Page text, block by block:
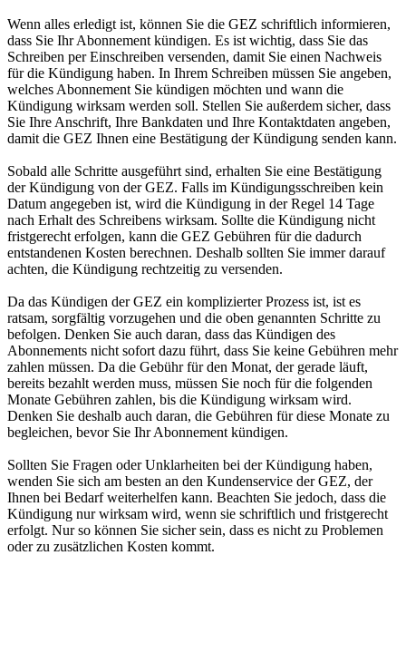
Wenn alles erledigt ist, können Sie die GEZ schriftlich informieren,
dass Sie Ihr Abonnement kündigen. Es ist wichtig, dass Sie das
Schreiben per Einschreiben versenden, damit Sie einen Nachweis
für die Kündigung haben. In Ihrem Schreiben müssen Sie angeben,
welches Abonnement Sie kündigen möchten und wann die
Kündigung wirksam werden soll. Stellen Sie außerdem sicher, dass
Sie Ihre Anschrift, Ihre Bankdaten und Ihre Kontaktdaten angeben,
damit die GEZ Ihnen eine Bestätigung der Kündigung senden kann.
Sobald alle Schritte ausgeführt sind, erhalten Sie eine Bestätigung
der Kündigung von der GEZ. Falls im Kündigungsschreiben kein
Datum angegeben ist, wird die Kündigung in der Regel 14 Tage
nach Erhalt des Schreibens wirksam. Sollte die Kündigung nicht
fristgerecht erfolgen, kann die GEZ Gebühren für die dadurch
entstandenen Kosten berechnen. Deshalb sollten Sie immer darauf
achten, die Kündigung rechtzeitig zu versenden.
Da das Kündigen der GEZ ein komplizierter Prozess ist, ist es
ratsam, sorgfältig vorzugehen und die oben genannten Schritte zu
befolgen. Denken Sie auch daran, dass das Kündigen des
Abonnements nicht sofort dazu führt, dass Sie keine Gebühren mehr
zahlen müssen. Da die Gebühr für den Monat, der gerade läuft,
bereits bezahlt werden muss, müssen Sie noch für die folgenden
Monate Gebühren zahlen, bis die Kündigung wirksam wird.
Denken Sie deshalb auch daran, die Gebühren für diese Monate zu
begleichen, bevor Sie Ihr Abonnement kündigen.
Sollten Sie Fragen oder Unklarheiten bei der Kündigung haben,
wenden Sie sich am besten an den Kundenservice der GEZ, der
Ihnen bei Bedarf weiterhelfen kann. Beachten Sie jedoch, dass die
Kündigung nur wirksam wird, wenn sie schriftlich und fristgerecht
erfolgt. Nur so können Sie sicher sein, dass es nicht zu Problemen
oder zu zusätzlichen Kosten kommt.